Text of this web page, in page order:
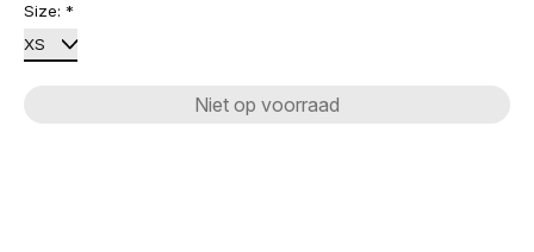
Size: *
Niet op voorraad